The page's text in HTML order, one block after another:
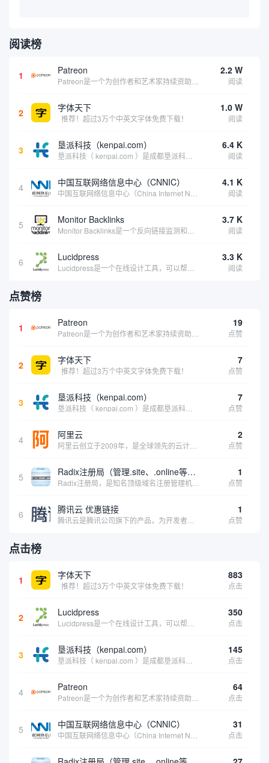
阅读榜
1 Patreon 2.2 W
阅读
2 字体天下
推荐！超过3万个中英文字体免费下载！
1.0 W
阅读
3 垦派科技（kenpai.com） 6.4 K
阅读
4 中国互联网络信息中心（CNNIC） 4.1 K
阅读
5 Monitor Backlinks 3.7 K
阅读
6 Lucidpress 3.3 K
阅读
点赞榜
1 Patreon 19
点赞
2 字体天下
推荐！超过3万个中英文字体免费下载！
7
点赞
3 垦派科技（kenpai.com） 7
点赞
4 阿里云 2
点赞
5 Radix注册局（管理.site、.online等顶级域名） 1
点赞
6 腾讯云 优惠链接 1
点赞
点击榜
1 字体天下
推荐！超过3万个中英文字体免费下载！
883
点击
2 Lucidpress 350
点击
3 垦派科技（kenpai.com） 145
点击
4 Patreon 64
点击
5 中国互联网络信息中心（CNNIC） 31
点击